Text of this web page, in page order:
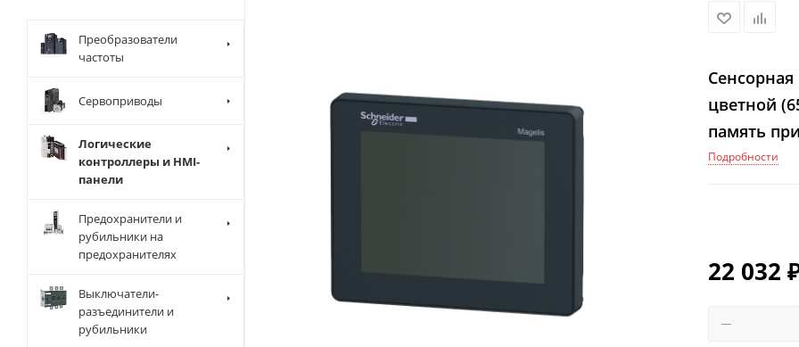
цветной
память
Ø22мм
Подробности
22 032
Преобразователи
частоты
Сервоприводы
Логические
контроллеры и HMI-
панели
Предохранители и
рубильники на
предохранителях
Выключатели-
разъединители и
рубильники